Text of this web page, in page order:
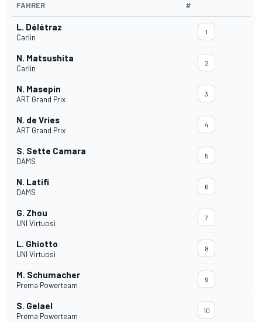
FAHRER #
L. Délétraz
Carlin
1
N. Matsushita
Carlin
2
N. Masepin
ART Grand Prix
3
N. de Vries
ART Grand Prix
4
S. Sette Camara
DAMS
5
N. Latifi
DAMS
6
G. Zhou
UNI Virtuosi
7
L. Ghiotto
UNI Virtuosi
8
M. Schumacher
Prema Powerteam
9
S. Gelael
Prema Powerteam
10